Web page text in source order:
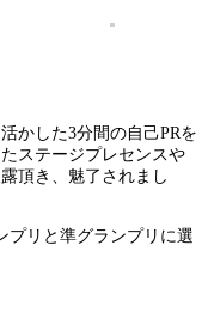
かした3分間の自己PRを
ステージプレセンスや
頂き、魅了されまし
プリと準グランプリに選